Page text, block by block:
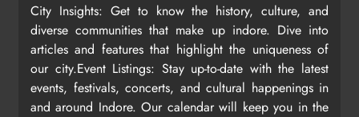
City Insights: Get to know the history, culture, and
diverse communities that make up indore. Dive into
articles and features that highlight the uniqueness of
our city.Event Listings: Stay up-to-date with the latest
events, festivals, concerts, and cultural happenings in
and around Indore. Our calendar will keep you in the